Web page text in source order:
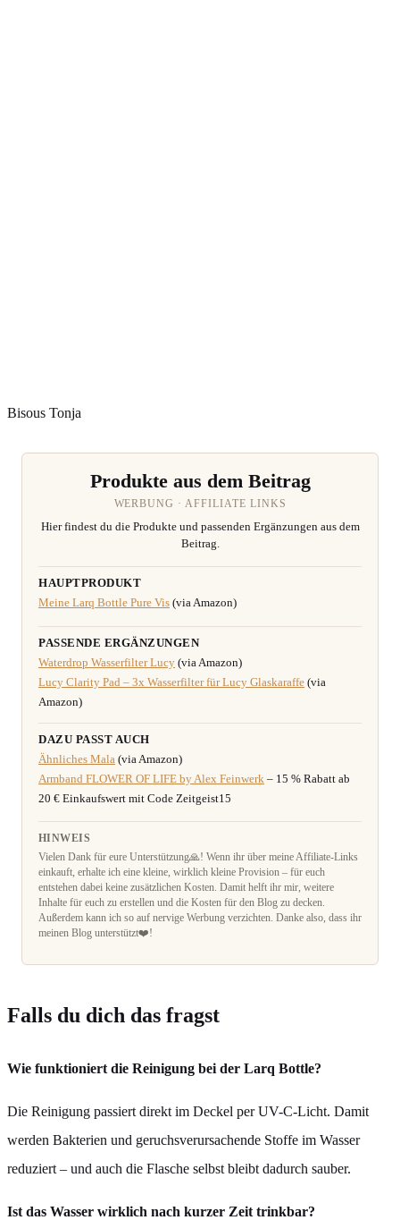
Bisous Tonja
Produkte aus dem Beitrag
WERBUNG · AFFILIATE LINKS
Hier findest du die Produkte und passenden Ergänzungen aus dem
Beitrag.
HAUPTPRODUKT
Meine Larq Bottle Pure Vis (via Amazon)
PASSENDE ERGÄNZUNGEN
Waterdrop Wasserfilter Lucy (via Amazon)
Lucy Clarity Pad – 3x Wasserfilter für Lucy Glaskaraffe (via
Amazon)
DAZU PASST AUCH
Ähnliches Mala (via Amazon)
Armband FLOWER OF LIFE by Alex Feinwerk – 15 % Rabatt ab
20 € Einkaufswert mit Code Zeitgeist15
HINWEIS
Vielen Dank für eure Unterstützung🙏! Wenn ihr über meine Affiliate-Links
einkauft, erhalte ich eine kleine, wirklich kleine Provision – für euch
entstehen dabei keine zusätzlichen Kosten. Damit helft ihr mir, weitere
Inhalte für euch zu erstellen und die Kosten für den Blog zu decken.
Außerdem kann ich so auf nervige Werbung verzichten. Danke also, dass ihr
meinen Blog unterstützt❤️!
Falls du dich das fragst
Wie funktioniert die Reinigung bei der Larq Bottle?
Die Reinigung passiert direkt im Deckel per UV-C-Licht. Damit
werden Bakterien und geruchsverursachende Stoffe im Wasser
reduziert – und auch die Flasche selbst bleibt dadurch sauber.
Ist das Wasser wirklich nach kurzer Zeit trinkbar?